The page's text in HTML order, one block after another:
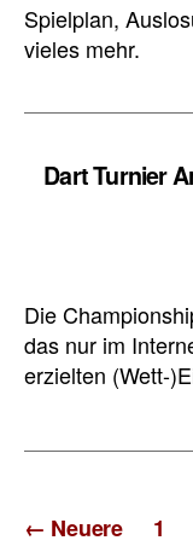
Spielplan,
vieles mehr.
Dart Turnier
Die
das nur im
erzielten (Wett-
← Neuere 1